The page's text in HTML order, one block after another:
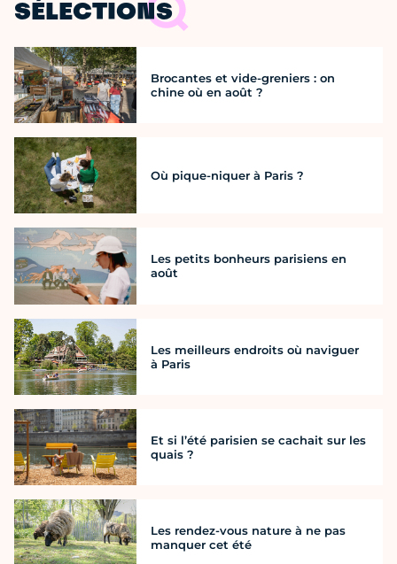
SÉLECTIONS
Brocantes et vide-greniers : on
chine où en août ?
Où pique-niquer à Paris ?
Les petits bonheurs parisiens en
août
Les meilleurs endroits où naviguer
à Paris
Et si l’été parisien se cachait sur les
quais ?
Les rendez-vous nature à ne pas
manquer cet été